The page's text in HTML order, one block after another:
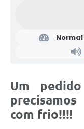
Um
com frio!!!!